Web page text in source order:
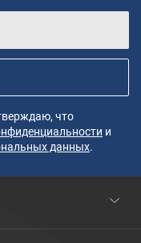
что
и
данных.